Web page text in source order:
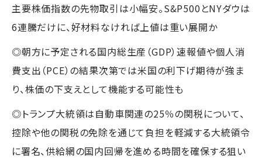
主要株価指数の先物取引は小幅安。S&P500とNYダウは
6連騰だけに、好材料なければ上値は重い展開か
◎朝方に予定される国内総生産（GDP）速報値や個人消
費支出（PCE）の結果次第では米国の利下げ期待が強ま
り、株価の下支えとして機能する可能性も
◎トランプ大統領は自動車関連の25％の関税について、
控除や他の関税の免除を通じて負担を軽減する大統領令
に署名、供給網の国内回帰を進める時間を確保する狙い